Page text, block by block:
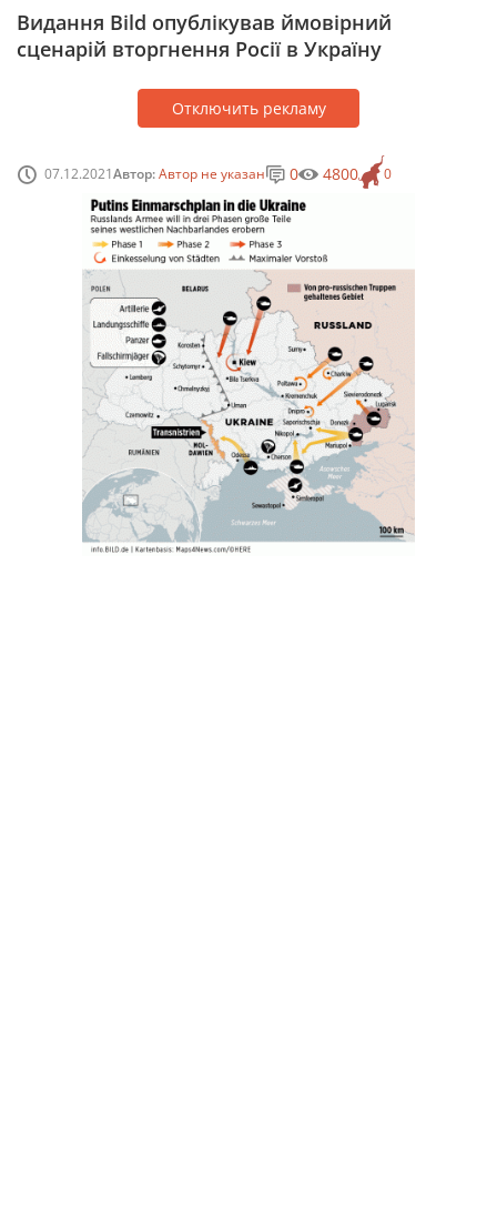
Видання Bild опублікував ймовірний
сценарій вторгнення Росії в Україну
Отключить рекламу
07.12.2021Автор:Автор не указан 0
0 4800